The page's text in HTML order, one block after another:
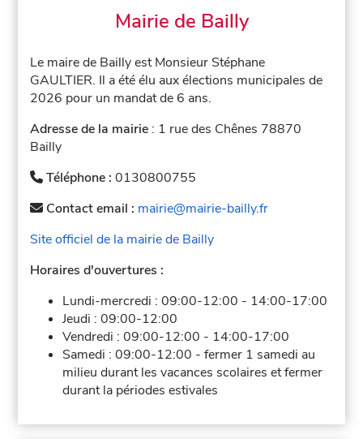
Mairie de Bailly
Le maire de Bailly est Monsieur Stéphane
GAULTIER. Il a été élu aux élections municipales de
2026 pour un mandat de 6 ans.
Adresse de la mairie : 1 rue des Chênes 78870
Bailly
Téléphone :0130800755
Contact email : mairie@mairie-bailly.fr
Site officiel de la mairie de Bailly
Horaires d'ouvertures :
Lundi-mercredi :09:00-12:00 - 14:00-17:00
Jeudi :09:00-12:00
Vendredi :09:00-12:00 - 14:00-17:00
Samedi :09:00-12:00 -fermer 1 samedi au
milieu durant les vacances scolaires et fermer
durant la périodes estivales